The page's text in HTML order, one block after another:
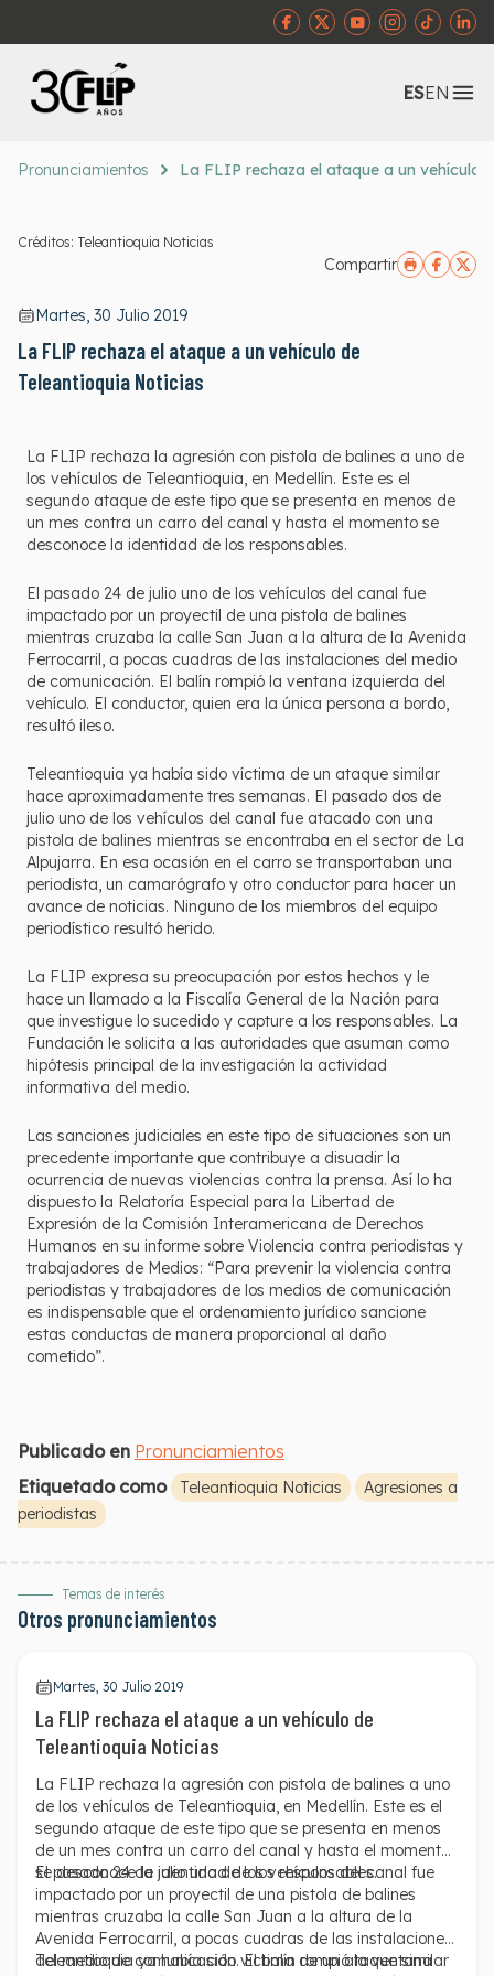
ESEN
Pronunciamientos La FLIP rechaza el ataque a un vehículo
Créditos: Teleantioquia Noticias
Compartir
Martes, 30 Julio 2019
La FLIP rechaza el ataque a un vehículo de
Teleantioquia Noticias
La FLIP rechaza la agresión con pistola de balines a uno de
los vehículos de Teleantioquia, en Medellín. Este es el
segundo ataque de este tipo que se presenta en menos de
un mes contra un carro del canal y hasta el momento se
desconoce la identidad de los responsables.
El pasado 24 de julio uno de los vehículos del canal fue
impactado por un proyectil de una pistola de balines
mientras cruzaba la calle San Juan a la altura de la Avenida
Ferrocarril, a pocas cuadras de las instalaciones del medio
de comunicación. El balín rompió la ventana izquierda del
vehículo. El conductor, quien era la única persona a bordo,
resultó ileso.
Teleantioquia ya había sido víctima de un ataque similar
hace aproximadamente tres semanas. El pasado dos de
julio uno de los vehículos del canal fue atacado con una
pistola de balines mientras se encontraba en el sector de La
Alpujarra. En esa ocasión en el carro se transportaban una
periodista, un camarógrafo y otro conductor para hacer un
avance de noticias. Ninguno de los miembros del equipo
periodístico resultó herido.
La FLIP expresa su preocupación por estos hechos y le
hace un llamado a la Fiscalía General de la Nación para
que investigue lo sucedido y capture a los responsables. La
Fundación le solicita a las autoridades que asuman como
hipótesis principal de la investigación la actividad
informativa del medio.
Las sanciones judiciales en este tipo de situaciones son un
precedente importante que contribuye a disuadir la
ocurrencia de nuevas violencias contra la prensa. Así lo ha
dispuesto la Relatoría Especial para la Libertad de
Expresión de la Comisión Interamericana de Derechos
Humanos en su informe sobre Violencia contra periodistas y
trabajadores de Medios: “Para prevenir la violencia contra
periodistas y trabajadores de los medios de comunicación
es indispensable que el ordenamiento jurídico sancione
estas conductas de manera proporcional al daño
cometido”.
Publicado en Pronunciamientos
Etiquetado como
Teleantioquia Noticias
Agresiones a
periodistas
Temas de interés
Otros pronunciamientos
Martes, 30 Julio 2019
La FLIP rechaza el ataque a un vehículo de
Teleantioquia Noticias
La FLIP rechaza la agresión con pistola de balines a uno
de los vehículos de Teleantioquia, en Medellín. Este es el
segundo ataque de este tipo que se presenta en menos
de un mes contra un carro del canal y hasta el momento
se desconoce la identidad de los responsables.
El pasado 24 de julio uno de los vehículos del canal fue
impactado por un proyectil de una pistola de balines
mientras cruzaba la calle San Juan a la altura de la
Avenida Ferrocarril, a pocas cuadras de las instalaciones
del medio de comunicación. El balín rompió la ventana
Teleantioquia ya había sido víctima de un ataque similar